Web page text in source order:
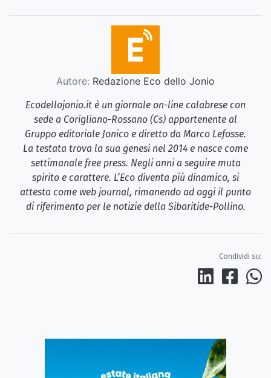
Autore: Redazione Eco dello Jonio
Ecodellojonio.it è un giornale on-line calabrese con
sede a Corigliano-Rossano (Cs) appartenente al
Gruppo editoriale Jonico e diretto da Marco Lefosse.
La testata trova la sua genesi nel 2014 e nasce come
settimanale free press. Negli anni a seguire muta
spirito e carattere. L’Eco diventa più dinamico, si
attesta come web journal, rimanendo ad oggi il punto
di riferimento per le notizie della Sibaritide-Pollino.
Condividi su: